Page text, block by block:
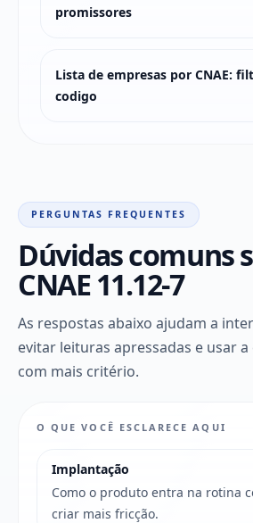
promissores
Lista de empresas por CNAE:
codigo
PERGUNTAS FREQUENTES
Dúvidas comuns
CNAE 11.12-7
As respostas abaixo ajudam a
evitar leituras apressadas e usar
com mais critério.
O QUE VOCÊ ESCLARECE AQUI
Implantação
Como o produto entra na rotina
criar mais fricção.